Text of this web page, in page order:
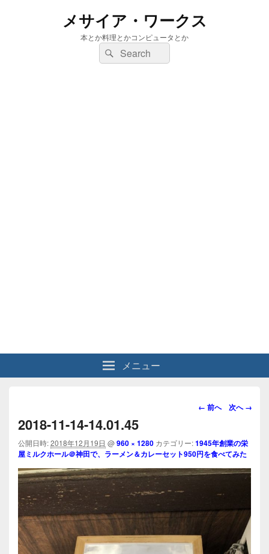
メサイア・ワークス
本とか料理とかコンピュータとか
検
索:
検
索
メニュー
画
ビ
ゲ
ー
ョ
ン
← 前へ 次へ →
2018-11-14-14.01.45
公開日時:2018年12月19日 @960 × 1280 カテゴリー:1945年創業の栄
屋ミルクホール＠神田で、ラーメン＆カレーセット950円を食べてみた